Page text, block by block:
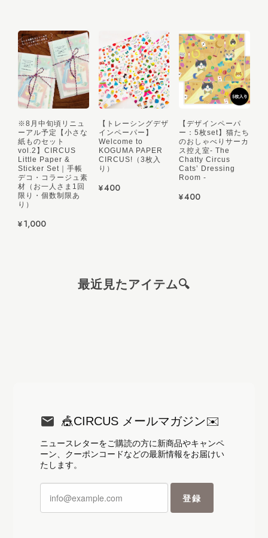
※再入荷8/1（土）21:00より販売【マスキングテープ】こぐまペーパーサーカス：小さなパレード（ベージュ：20mm幅）
2026/08/05
2026/08/05
>>🧸お客様へ💌 素敵なレビューをあ
りがとうございます✨ 大切な推しの
選んでいただけてとても嬉しいです☺️
💕 推し活をされていたことを今回初
めて知りました🤭差し支えなければ、
※8月中旬頃リニュ
ーアル予定【小さな
紙ものセット
vol.2】CIRCUS
Little Paper &
Sticker Set｜手帳
デコ・コラージュ素
材（お一人さま1回
限り・個数制限あ
り）
¥1,000
【トレーシングデザ
インペーパー】
Welcome to
KOGUMA PAPER
CIRCUS!（3枚入
り）
¥400
【デザインペーパ
ー：5枚set】猫たち
のおしゃべりサーカ
ス控え室- The
Chatty Circus
Cats’ Dressing
Room -
¥400
最近見たアイテム🔍
🎪CIRCUS メールマガジン✉️
ニュースレターをご購読の方に新商品やキャンペ
ーン、クーポンコードなどの最新情報をお届けい
たします。
登録